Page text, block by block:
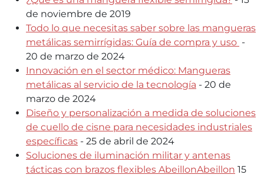
de noviembre de 2019
Todo lo que necesitas saber sobre las mangueras
metálicas semirrígidas: Guía de compra y uso -
20 de marzo de 2024
Innovación en el sector médico: Mangueras
metálicas al servicio de la tecnología - 20 de
marzo de 2024
Diseño y personalización a medida de soluciones
de cuello de cisne para necesidades industriales
específicas - 25 de abril de 2024
Soluciones de iluminación militar y antenas
tácticas con brazos flexibles AbeillonAbeillon 15